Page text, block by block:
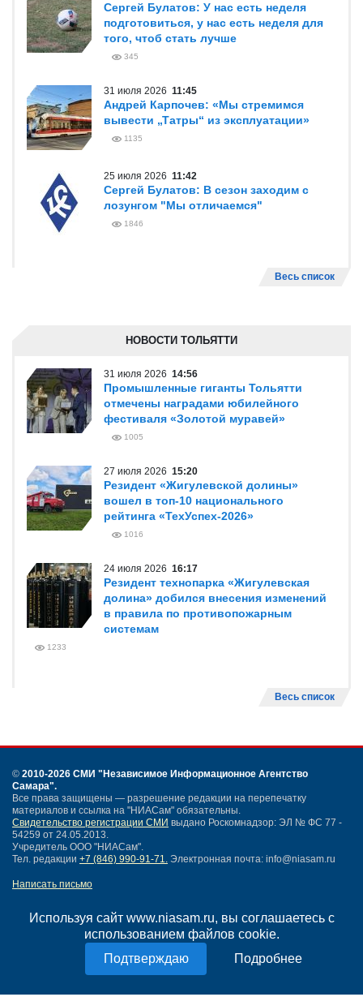
Используя сайт www.niasam.ru, вы соглашаетесь с
использованием файлов cookie.
Подробнее
Сергей Булатов: У нас есть неделя
подготовиться, у нас есть неделя для
того, чтоб стать лучше
345
31 июля 2026 11:45
Андрей Карпочев: «Мы стремимся
вывести „Татры“ из эксплуатации»
1135
25 июля 2026 11:42
Сергей Булатов: В сезон заходим с
лозунгом "Мы отличаемся"
1846
Весь список
НОВОСТИ ТОЛЬЯТТИ
31 июля 2026 14:56
Промышленные гиганты Тольятти
отмечены наградами юбилейного
фестиваля «Золотой муравей»
1005
27 июля 2026 15:20
Резидент «Жигулевской долины»
вошел в топ-10 национального
рейтинга «ТехУспех-2026»
1016
24 июля 2026 16:17
Резидент технопарка «Жигулевская
долина» добился внесения изменений
в правила по противопожарным
системам
1233
Весь список
© 2010-2026 СМИ "Независимое Информационное Агентство
Самара".
Все права защищены — разрешение редакции на перепечатку
материалов и ссылка на "НИАСам" обязательны.
Свидетельство регистрации СМИ выдано Роскомнадзор: ЭЛ № ФС 77 -
54259 от 24.05.2013.
Учредитель ООО "НИАСам".
Тел. редакции +7 (846) 990-91-71. Электронная почта: info@niasam.ru
Написать письмо
Нашли ошибку?
Политика конфиденциальности